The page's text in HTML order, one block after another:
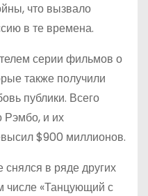
что вызвало
в те времена.
серии фильмов о
также получили
публики. Всего
Рэмбо, и их
$900 миллионов.
снялся в ряде других
числе «Танцующий с